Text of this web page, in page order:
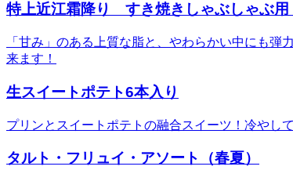
特上近江霜降り すき焼きしゃぶしゃぶ
「甘み」のある上質な脂と、やわらかい中にも
来ます！
生スイートポテト6本入り
プリンとスイートポテトの融合スイーツ！冷やし
タルト・フリュイ・アソート（春夏）